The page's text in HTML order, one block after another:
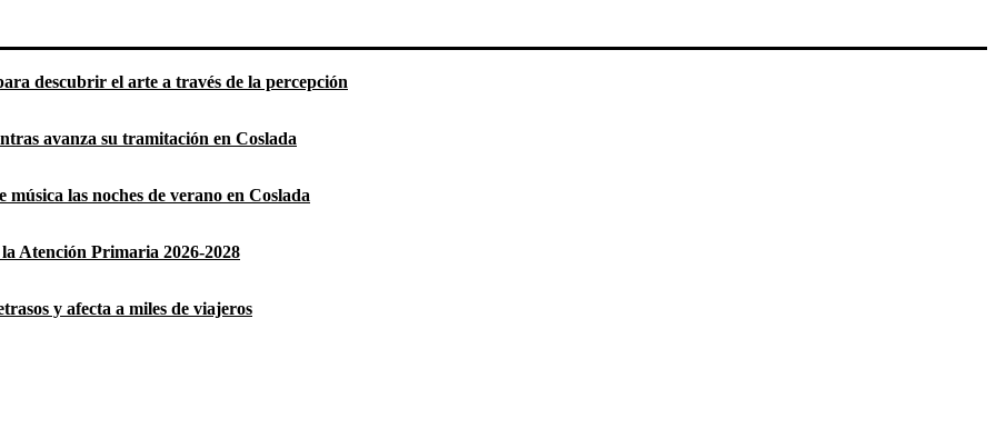
descubrir el arte a través de la percepción
avanza su tramitación en Coslada
las noches de verano en Coslada
Atención Primaria 2026-2028
y afecta a miles de viajeros